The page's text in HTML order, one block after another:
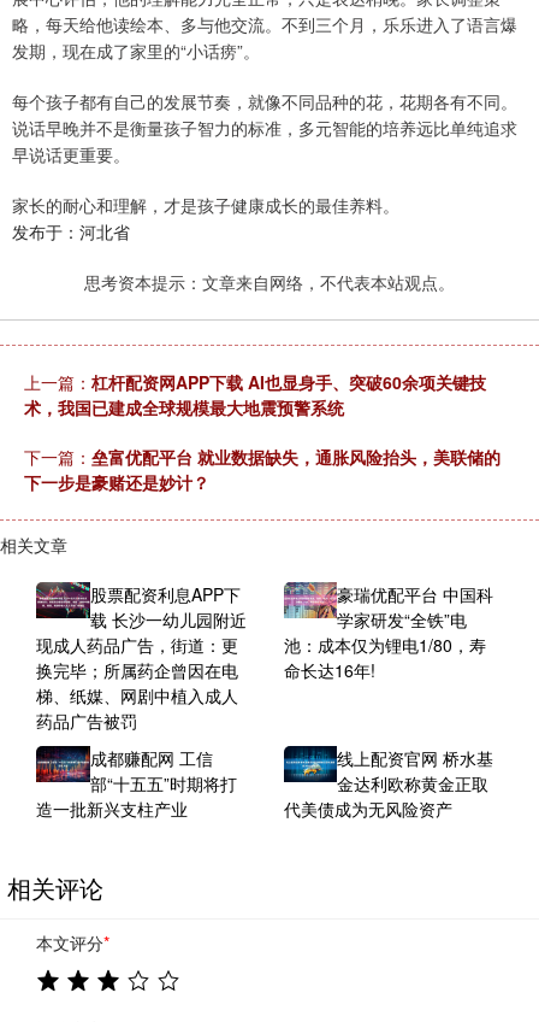
略，每天给他读绘本、多与他交流。不到三个月，乐乐进入了语言爆
发期，现在成了家里的“小话痨”。
每个孩子都有自己的发展节奏，就像不同品种的花，花期各有不同。
说话早晚并不是衡量孩子智力的标准，多元智能的培养远比单纯追求
早说话更重要。
家长的耐心和理解，才是孩子健康成长的最佳养料。
发布于：河北省
思考资本提示：文章来自网络，不代表本站观点。
上一篇： 杠杆配资网APP下载 AI也显身手、突破60余项关键技
术，我国已建成全球规模最大地震预警系统
下一篇： 垒富优配平台 就业数据缺失，通胀风险抬头，美联储的
下一步是豪赌还是妙计？
相关文章
股票配资利息APP下
载 长沙一幼儿园附近
现成人药品广告，街道：更
换完毕；所属药企曾因在电
梯、纸媒、网剧中植入成人
药品广告被罚
豪瑞优配平台 中国科
学家研发“全铁”电
池：成本仅为锂电1/80，寿
命长达16年!
成都赚配网 工信
部“十五五”时期将打
造一批新兴支柱产业
线上配资官网 桥水基
金达利欧称黄金正取
代美债成为无风险资产
相关评论
本文评分*